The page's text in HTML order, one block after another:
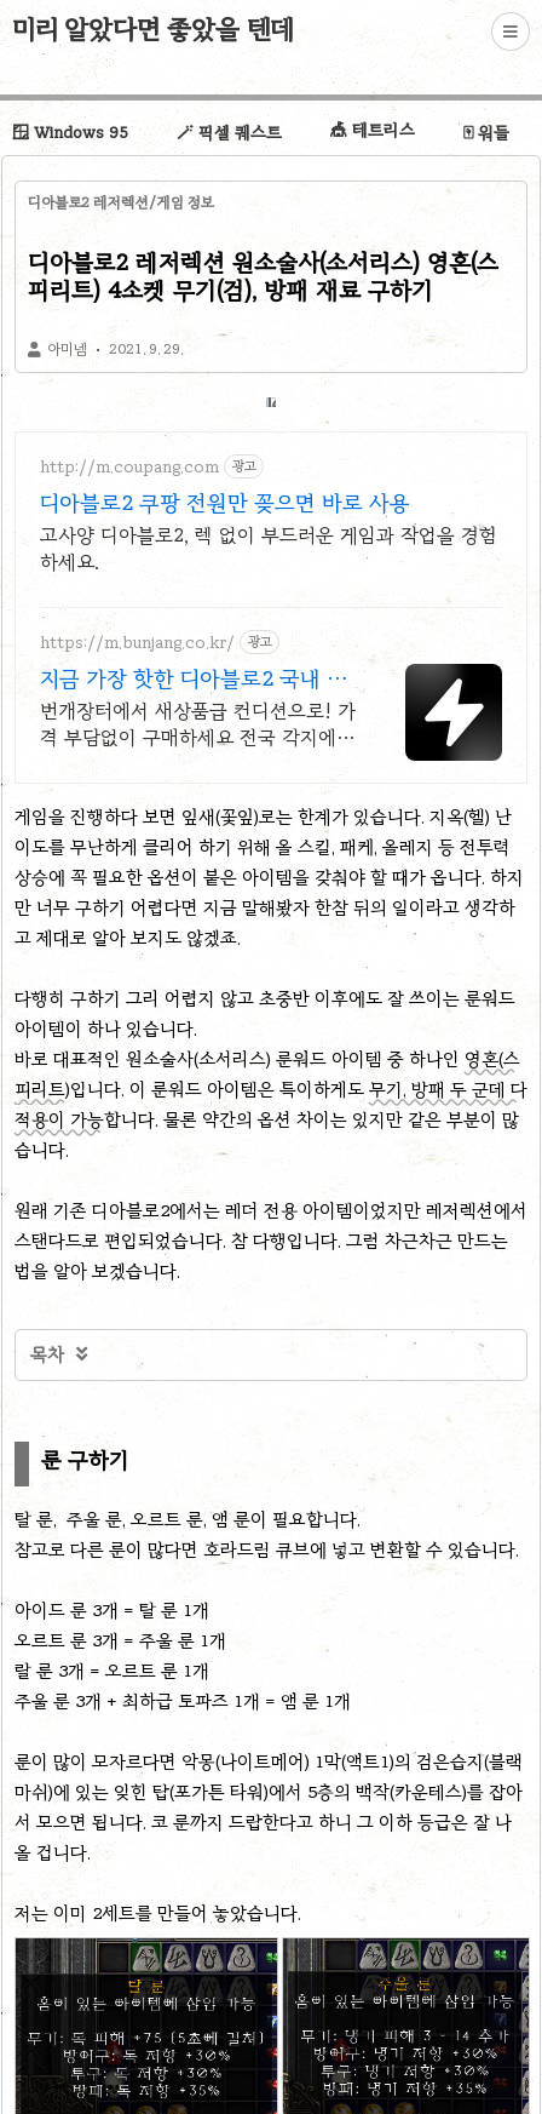
미리 알았다면 좋았을 텐데
🪟 Windows 95 🪄 픽셀 퀘스트 🎪 테트리스 🀄 워들
디아블로2 레저렉션/게임 정보
디아블로2 레저렉션 원소술사(소서리스) 영혼(스
피리트) 4소켓 무기(검), 방패 재료 구하기
아미넴 2021. 9. 29.
http://m.coupang.com 광고
디아블로2 쿠팡 전원만 꽂으면 바로 사용
고사양 디아블로2, 렉 없이 부드러운 게임과 작업을 경험
하세요.
https://m.bunjang.co.kr/ 광고
지금 가장 핫한 디아블로2 국내 최
대 브랜드 중고거래
번개장터에서 새상품급 컨디션으로! 가
격 부담없이 구매하세요 전국 각지에서
게임을 진행하다 보면 잎새(꽃잎)로는 한계가 있습니다. 지옥(헬) 난
이도를 무난하게 클리어 하기 위해 올 스킬, 패케, 올레지 등 전투력
상승에 꼭 필요한 옵션이 붙은 아이템을 갖춰야 할 때가 옵니다. 하지
만 너무 구하기 어렵다면 지금 말해봤자 한참 뒤의 일이라고 생각하
고 제대로 알아 보지도 않겠죠.
다행히 구하기 그리 어렵지 않고 초중반 이후에도 잘 쓰이는 룬워드
아이템이 하나 있습니다.
바로 대표적인 원소술사(소서리스) 룬워드 아이템 중 하나인 영혼(스
피리트)입니다. 이 룬워드 아이템은 특이하게도 무기, 방패 두 군데 다
적용이 가능합니다. 물론 약간의 옵션 차이는 있지만 같은 부분이 많
습니다.
원래 기존 디아블로2에서는 레더 전용 아이템이었지만 레저렉션에서
스탠다드로 편입되었습니다. 참 다행입니다. 그럼 차근차근 만드는
법을 알아 보겠습니다.
목차 
룬 구하기
탈 룬, 주울 룬, 오르트 룬, 앰 룬이 필요합니다.
참고로 다른 룬이 많다면 호라드림 큐브에 넣고 변환할 수 있습니다.
아이드 룬 3개 = 탈 룬 1개
오르트 룬 3개 = 주울 룬 1개
랄 룬 3개 = 오르트 룬 1개
주울 룬 3개 + 최하급 토파즈 1개 = 앰 룬 1개
룬이 많이 모자르다면 악몽(나이트메어) 1막(액트1)의 검은습지(블랙
마쉬)에 있는 잊힌 탑(포가튼 타워)에서 5층의 백작(카운테스)를 잡아
서 모으면 됩니다. 코 룬까지 드랍한다고 하니 그 이하 등급은 잘 나
올 겁니다.
저는 이미 2세트를 만들어 놓았습니다.